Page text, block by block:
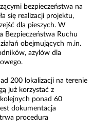
bezpieczeństwa na
się realizacji projektu,
dla pieszych. W
Bezpieczeństwa Ruchu
obejmujących m.in.
azylów dla
200 lokalizacji na terenie
już korzystać z
ponad 60
dokumentacja
procedura